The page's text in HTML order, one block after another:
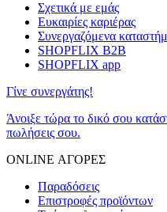
Σχετικά με εμάς
Ευκαιρίες καριέρας
Συνεργαζόμενα
SHOPFLIX B2B
SHOPFLIX app
Γίνε συνεργάτης!
Άνοιξε τώρα το δικό σου
πωλήσεις σου.
ONLINE ΑΓΟΡΕΣ
Παραδόσεις
Επιστροφές προϊόντων